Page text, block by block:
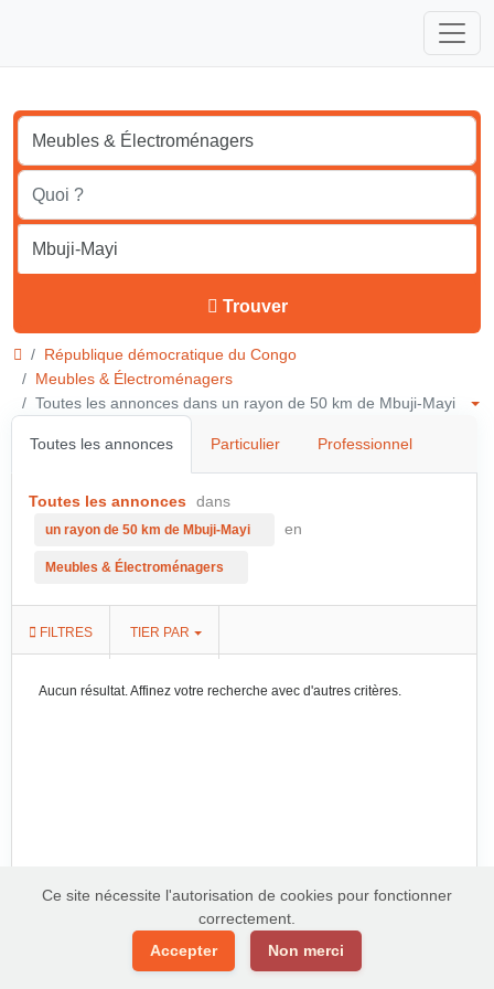
Trouver
République démocratique du Congo
Meubles & Électroménagers
Toutes les annonces dans un rayon de 50 km de Mbuji-Mayi
Toutes les annonces Particulier Professionnel
Toutes les annonces dans
un rayon de 50 km de Mbuji-Mayi en
Meubles & Électroménagers
FILTRES TIER PAR
Aucun résultat. Affinez votre recherche avec d'autres critères.
Ce site nécessite l'autorisation de cookies pour fonctionner
correctement.
Accepter
Non merci